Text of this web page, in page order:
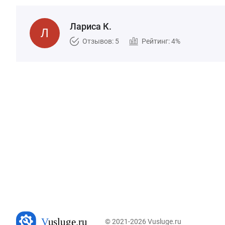
Лариса К.
Отзывов: 5 Рейтинг: 4%
© 2021-2026 Vusluge.ru